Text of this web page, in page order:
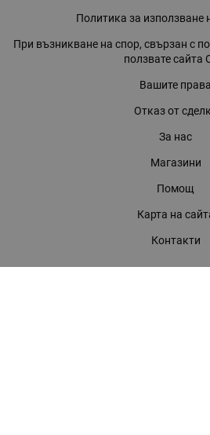
Политика за използване
При възникване на спор, свързан с
ползвате сайта
Вашите права
Отказ от
За нас
Магазини
Помощ
Карта на
Контакти